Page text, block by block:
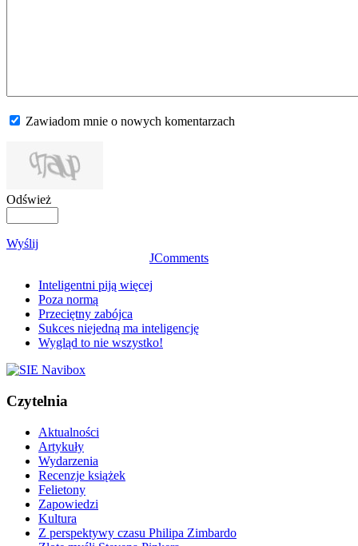
Zawiadom mnie o nowych komentarzach
Odśwież
Wyślij
JComments
Inteligentni piją więcej
Poza normą
Przeciętny zabójca
Sukces niejedną ma inteligencję
Wygląd to nie wszystko!
Czytelnia
Aktualności
Artykuły
Wydarzenia
Recenzje książek
Felietony
Zapowiedzi
Kultura
Z perspektywy czasu Philipa Zimbardo